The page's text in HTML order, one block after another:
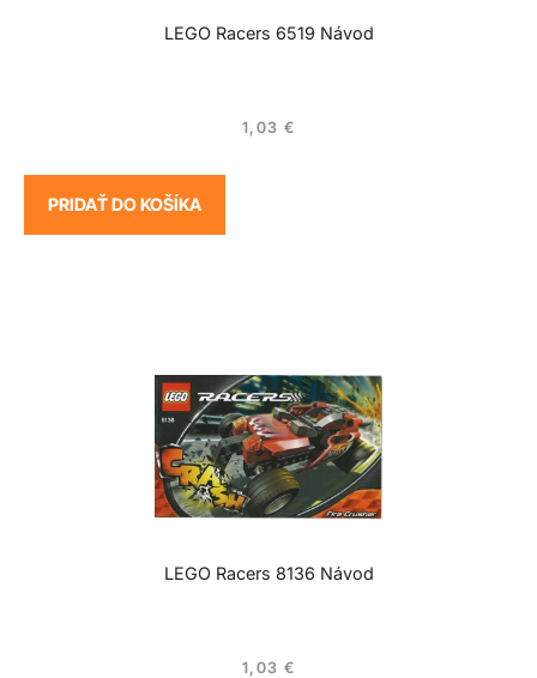
LEGO Racers 6519 Návod
1,03 €
PRIDAŤ DO KOŠÍKA
LEGO Racers 8136 Návod
1,03 €